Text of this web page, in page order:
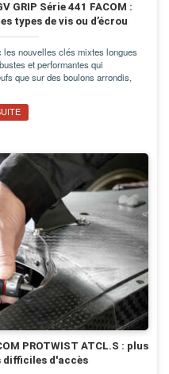
GRIP Série 441 FACOM :
types de vis ou d’écrou
les nouvelles clés mixtes longues
et performantes qui
que sur des boulons arrondis,
PROTWIST ATCL.S : plus
difficiles d'accès